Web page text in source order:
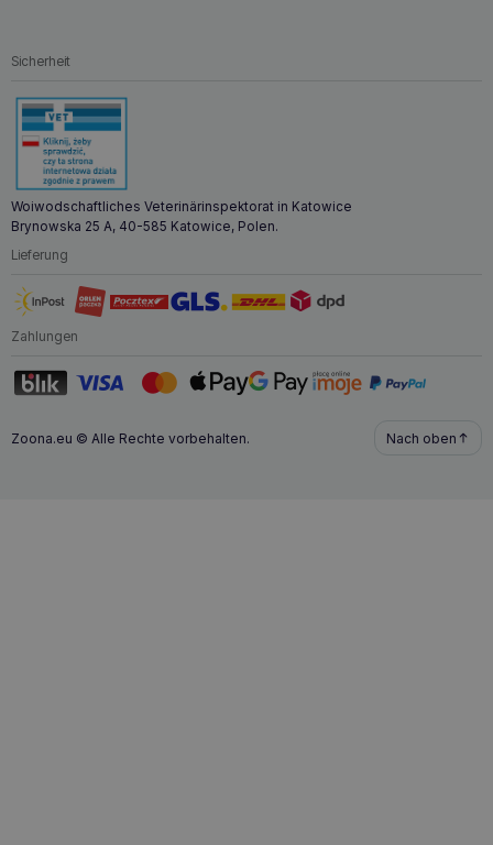
Sicherheit
Woiwodschaftliches Veterinärinspektorat in Katowice
Brynowska 25 A, 40-585 Katowice, Polen.
Lieferung
Zahlungen
Zoona.eu © Alle Rechte vorbehalten. Nach oben